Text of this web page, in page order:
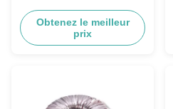
de 120VA B avec le fusible
thermique
Obtenez le meilleur
prix